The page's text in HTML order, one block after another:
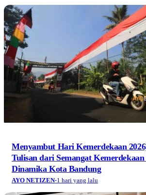
Menyambut Hari Kemerdekaan
Tulisan dari Semangat
Dinamika Kota Bandung
AYO NETIZEN·1 hari yang lalu